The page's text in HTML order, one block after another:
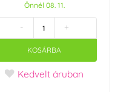
Önnél 08. 11.
- +
KOSÁRBA
Kedvelt áruban